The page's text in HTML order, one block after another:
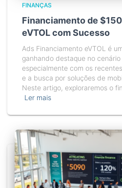
FINANÇAS
Financiamento de
eVTOL com Sucesso
Ads Financiamento eVTOL é
ganhando destaque no
especialmente com os
e a busca por soluções de
Neste artigo, exploraremos o
Ler mais